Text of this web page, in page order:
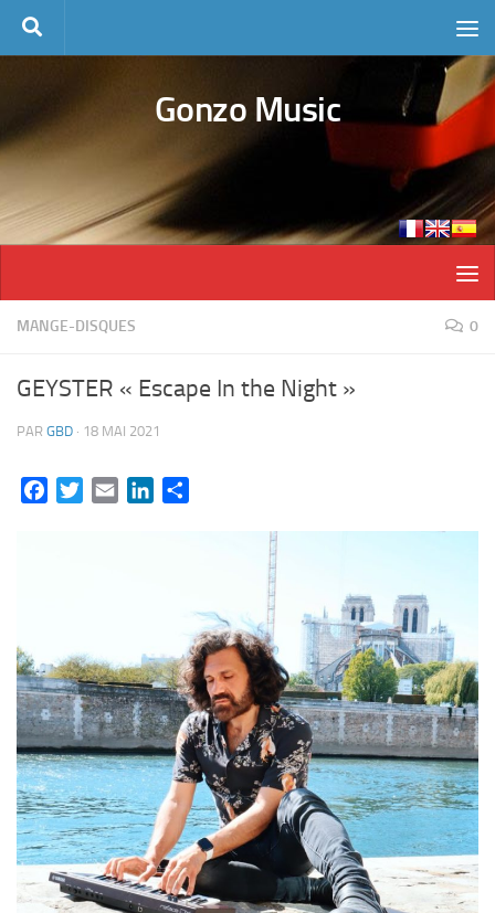
Skip to content
Gonzo Music
MANGE-DISQUES 0
GEYSTER « Escape In the Night »
PAR GBD · 18 MAI 2021
FacebookTwitterEmail LinkedIn